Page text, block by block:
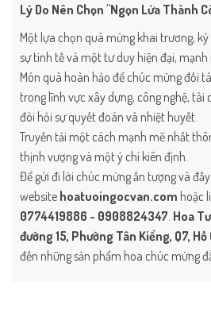
Lý Do Nên Chọn "Ngọn Lửa Thành
Một lựa chọn quà mừng khai trương,
sự tinh tế và một tư duy hiện đại, mạnh
Món quà hoàn hảo để chúc mừng đối
trong lĩnh vực xây dựng, công nghệ, tài
đòi hỏi sự quyết đoán và nhiệt huyết.
Truyền tải một cách mạnh mẽ nhất
thịnh vượng và một ý chí kiên định.
Để gửi đi lời chúc mừng ấn tượng và
website hoatuoingocvan.com hoặc
0774419886 - 0908824347 Hoa
đường 15, Phường Tân Kiểng, Q7, Hồ
đến những sản phẩm hoa chúc mừng